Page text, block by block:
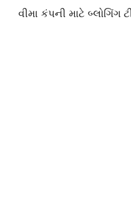
વીમા કંપની માટે બ્લોગિંગ